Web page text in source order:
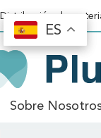
ES
ES
Distribución de
Sobre
Inicio \ Clínica \